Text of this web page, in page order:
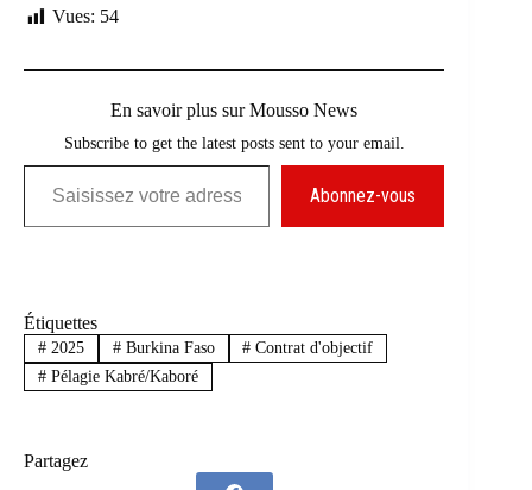
Vues: 54
En savoir plus sur Mousso News
Subscribe to get the latest posts sent to your email.
Saisissez votre adresse e-mail…
Abonnez-vous
Étiquettes
#2025 #Burkina Faso # Contrat d'objectif
#Pélagie Kabré/Kaboré
Partagez